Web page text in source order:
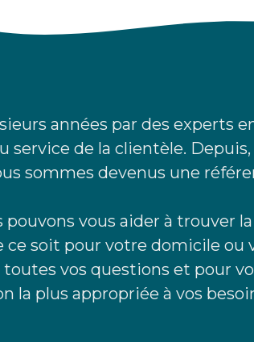
années par des experts
de la clientèle.
sommes devenus une
pouvons vous aider à trouver
ce soit pour votre domicile
vos questions et pour
la plus appropriée à vos